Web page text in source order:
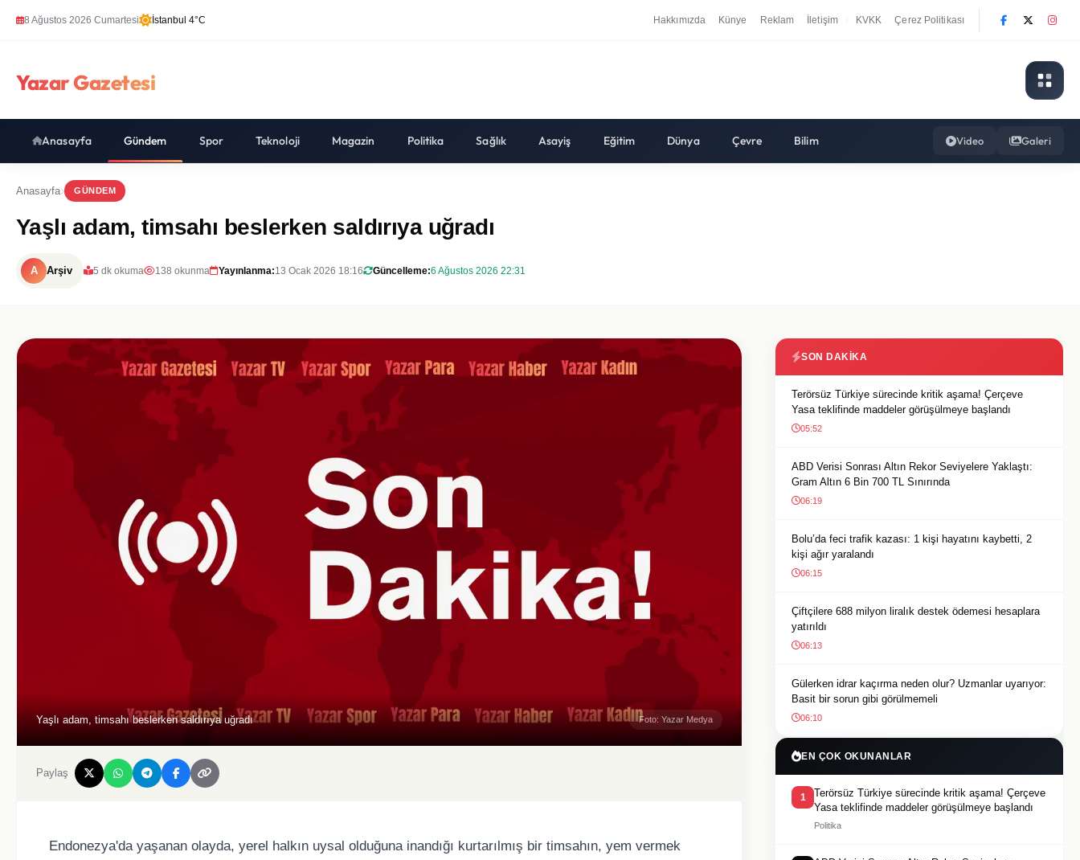
8 Ağustos 2026 Cumartesi İstanbul 4°C Hakkımızda Künye Reklam İletişim KVKK Çerez Politikası
Yazar Gazetesi
Anasayfa Gündem Spor Teknoloji Magazin Politika Sağlık Asayiş Eğitim Dünya Çevre Bilim Video Galeri
Anasayfa GÜNDEM
Yaşlı adam, timsahı beslerken saldırıya uğradı
A Arşiv 5 dk okuma 138 okunma Yayınlanma:13 Ocak 2026 18:16 Güncelleme:6 Ağustos 2026 22:31
Yaşlı adam, timsahı beslerken saldırıya uğradı Foto: Yazar Medya
Paylaş
Endonezya'da yaşanan olayda, yerel halkın uysal olduğuna inandığı kurtarılmış bir timsahın, yem vermek
SON DAKIKA
Terörsüz Türkiye sürecinde kritik aşama! Çerçeve
Yasa teklifinde maddeler görüşülmeye başlandı
05:52
ABD Verisi Sonrası Altın Rekor Seviyelere Yaklaştı:
Gram Altın 6 Bin 700 TL Sınırında
06:19
Bolu’da feci trafik kazası: 1 kişi hayatını kaybetti, 2
kişi ağır yaralandı
06:15
Çiftçilere 688 milyon liralık destek ödemesi hesaplara
yatırıldı
06:13
Gülerken idrar kaçırma neden olur? Uzmanlar uyarıyor:
Basit bir sorun gibi görülmemeli
06:10
EN ÇOK OKUNANLAR
1
Terörsüz Türkiye sürecinde kritik aşama! Çerçeve
Yasa teklifinde maddeler görüşülmeye başlandı
Politika